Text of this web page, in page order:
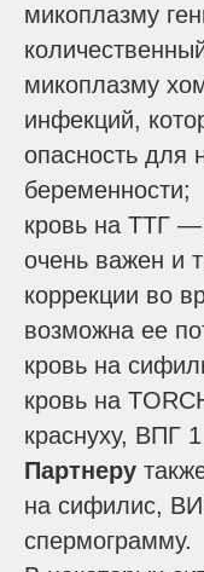
микоплазму
микоплазму
инфекций,
опасность для
беременности;
кровь на ТТГ —
очень важен и
коррекции во
возможна ее
кровь на
кровь на
краснуху, ВПГ
Партнеру
на сифилис,
спермограмму.